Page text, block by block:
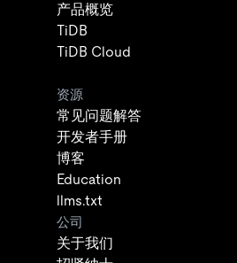
产品概览
TiDB
TiDB Cloud
资源
常见问题解答
开发者手册
博客
Education
llms.txt
公司
关于我们